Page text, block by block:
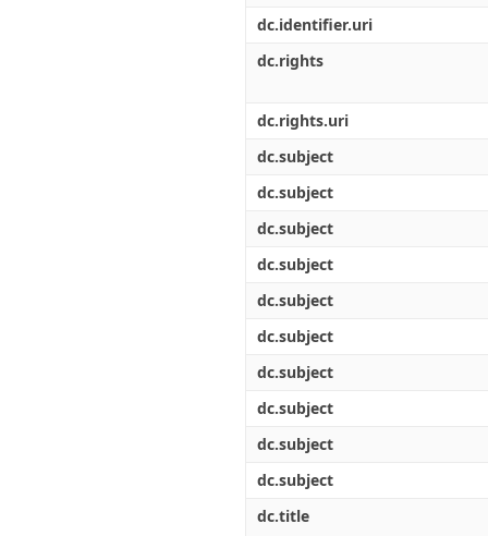
dc.identifier.uri
dc.rights
dc.rights.uri
dc.subject
dc.subject
dc.subject
dc.subject
dc.subject
dc.subject
dc.subject
dc.subject
dc.subject
dc.subject
dc.title